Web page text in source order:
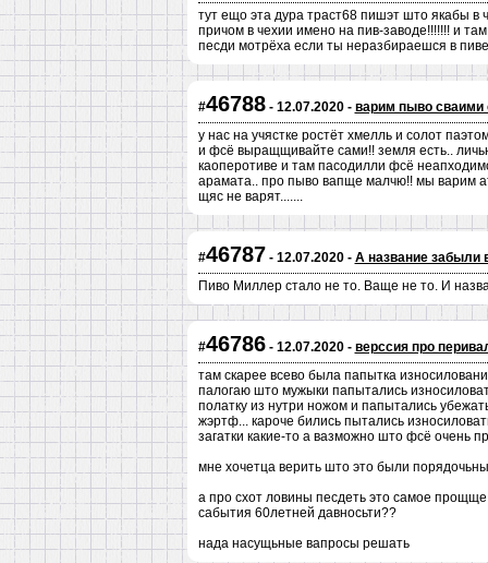
тут ещо эта дура траст68 пишэт што якабы
причом в чехии имено на пив-заводе!!!!!!! и
песди мотрёха если ты неразбираешся в
#46788- 12.07.2020 - варим пыво сваими
у нас на учястке ростёт хмелль и солот
и фсё выращщивайте сами!! земля есть..
каоперотиве и там пасодилли фсё
арамата.. про пыво вапще малчю!! мы варим
щяс не варят.......
#46787 - 12.07.2020 - А название забыли
Пиво Миллер стало не то. Ваще не то. И
#46786- 12.07.2020 - верссия про
там скарее всево была папытка
палогаю што мужыки папытались
полатку из нутри ножом и папытались
жэртф... кароче бились пытались
загатки какие-то а вазможно што фсё очень
мне хочетца верить што это были
а про схот ловины песдеть это самое
сабытия 60летней давносьти??
нада насущьные вапросы решать